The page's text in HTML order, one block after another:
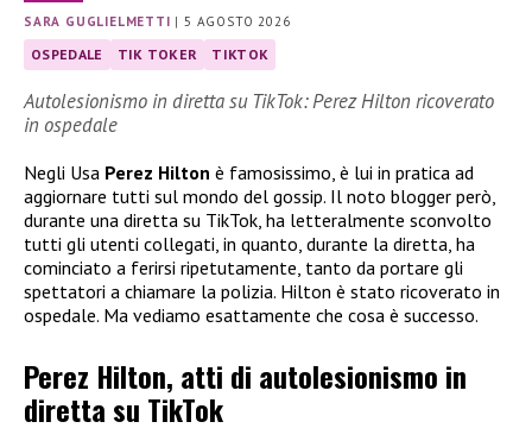
SARA GUGLIELMETTI | 5 AGOSTO 2026
OSPEDALE TIK TOKER TIKTOK
Autolesionismo in diretta su TikTok: Perez Hilton ricoverato
in ospedale
Negli Usa Perez Hilton è famosissimo, è lui in pratica ad
aggiornare tutti sul mondo del gossip. Il noto blogger però,
durante una diretta su TikTok, ha letteralmente sconvolto
tutti gli utenti collegati, in quanto, durante la diretta, ha
cominciato a ferirsi ripetutamente, tanto da portare gli
spettatori a chiamare la polizia. Hilton è stato ricoverato in
ospedale. Ma vediamo esattamente che cosa è successo.
Perez Hilton, atti di autolesionismo in
diretta su TikTok